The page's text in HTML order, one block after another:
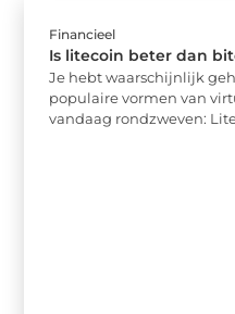
Financieel
Is litecoin beter dan
Je hebt waarschijnlijk
populaire vormen van
vandaag rondzweven: